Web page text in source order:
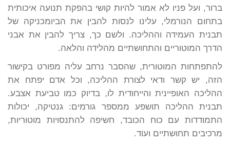
ברור, ועל פניו לא אמור להיות קושי בהפקת תנועה איכותית
בתחום הנורמלי, עלינו לנסות להבין את הביומכניקה של
תבנית העמידה וההליכה. ולשם כך, צריך להבין את אבני
הדרך המוטוריים והתחושתיים מהלידה והלאה.
להתפתחות המוטורית, שהסבר נרחב עליה מפורט בקישור
הזה, יש קשר ודאי לצורת ההליכה, וכל אדם יפתח את
ההליכה האופיינית והייחודית לו, בדיוק כמו טביעת אצבע.
תבנית ההליכה תושפע ממספר גורמים: גנטיקה, יכולות
התמודדות עם כוח הכובד, חשיפה להתנסויות מוטוריות,
מרכיבים תחושתיים ועוד.